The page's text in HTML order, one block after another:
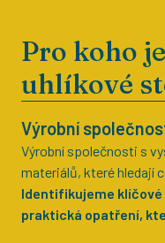
Pro koho
uhlíkové
Výrobní
Výrobní společnosti s
materiálů, které hledají
Identifikujeme klíčové
praktická opatření,